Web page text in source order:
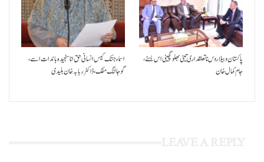
اسماء جتک کیس انسانی حق انا سنجیدہ باندات اسے،
گوجالنگ مفک،ڈاکٹر ربابہ خان بلیدی
پاکستان و بیلاروس نا تعلقداری تیٹی بھلو گچینی اس بسنے،
جام کمال خان